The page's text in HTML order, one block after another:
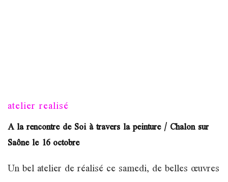
atelier realisé
A la rencontre de Soi à travers la peinture / Chalon sur
Saône le 16 octobre
Un bel atelier de réalisé ce samedi, de belles œuvres